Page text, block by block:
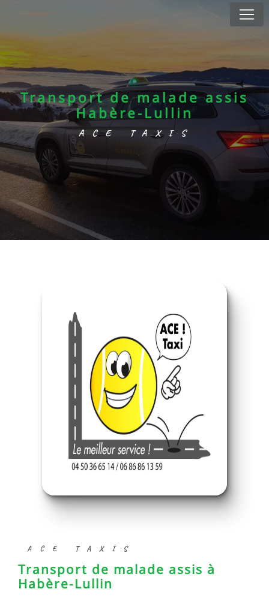
Transport de malade assis
Habère-Lullin
ACE TAXIS
ACE TAXIS
Transport de malade assis à
Habère-Lullin